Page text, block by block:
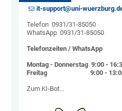
it-support@uni-
Telefon 0931/31-85050
WhatsApp 0931/31-85050
Telefonzeiten / WhatsApp
Montag - Donnerstag 9:00 -
Freitag 9:00 - 13:00
Zum KI-Bot...